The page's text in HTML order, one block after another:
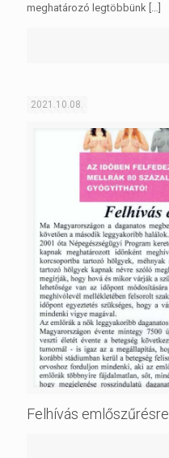
meghatározó legtöbbünk
2021.10.08.
Felhívás emlőszűrésre